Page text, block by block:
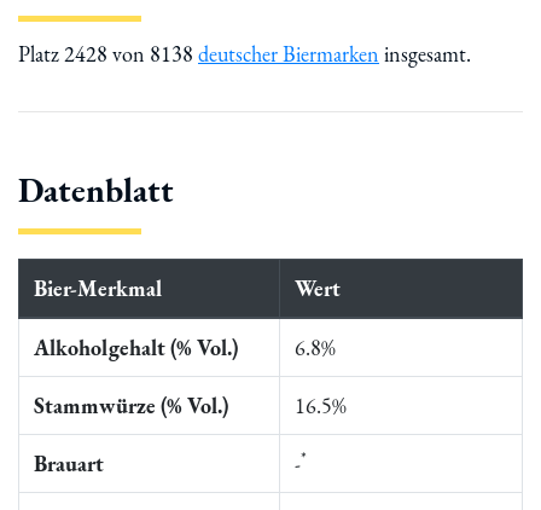
Platz 2428 von 8138 deutscher Biermarken insgesamt.
Datenblatt
Bier-Merkmal Wert
Alkoholgehalt (% Vol.) 6.8%
Stammwürze (% Vol.) 16.5%
Brauart -*